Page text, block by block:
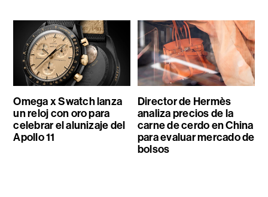
Omega x Swatch lanza
un reloj con oro para
celebrar el alunizaje del
Apollo 11
Director de Hermès
analiza precios de la
carne de cerdo en China
para evaluar mercado de
bolsos